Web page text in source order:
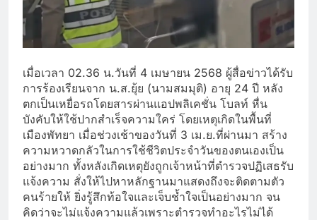
เมื่อเวลา 02.36 น.วันที่ 4 เมษายน 2568 ผู้สื่อข่าวได้รับ
การร้องเรียนจาก น.ส.ยุ้ย (นามสมมุติ) อายุ 24 ปี หลัง
ตกเป็นเหยื่อรถโดยสารผ่านแอปพลิเคชั่น โบลท์ หื่น
บังคับให้ใช้ปากสำเร็จความใคร่ โดยเหตุเกิดในพื้นที่
เมืองพัทยา เมื่อช่วงเช้าของวันที่ 3 เม.ย.ที่ผ่านมา สร้าง
ความหวาดกลัวในการใช้ชีวิตประจำวันของตนเองเป็น
อย่างมาก ทั้งหลังเกิดเหตุยังถูกเจ้าหน้าที่ตำรวจปฏิเสธรับ
แจ้งความ สั่งให้ไปหาหลักฐานมาแสดงถึงจะติดตามตัว
คนร้ายให้ ยิ่งรู้สึกท้อใจและเจ็บช้ำใจเป็นอย่างมาก จน
คิดว่าจะไม่แจ้งความแล้วเพราะตำรวจทำอะไรไม่ได้